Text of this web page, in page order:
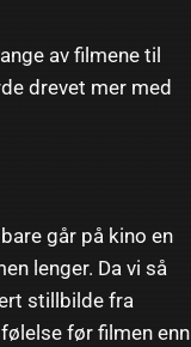
av filmene til
drevet mer med
går på kino en
lenger. Da vi så
stillbilde fra
før filmen enn